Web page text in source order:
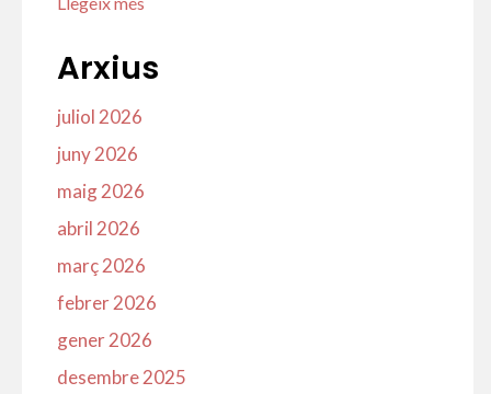
Arxius
juliol 2026
juny 2026
maig 2026
abril 2026
març 2026
febrer 2026
gener 2026
desembre 2025